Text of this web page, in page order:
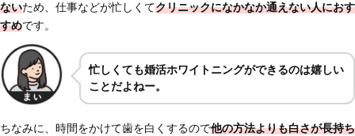
ないため、仕事などが忙しくてクリニックになかなか通えない人におす
すめです。
忙しくても婚活ホワイトニングができるのは嬉しい
ことだよねー。
ちなみに、時間をかけて歯を白くするので他の方法よりも白さが長持ち